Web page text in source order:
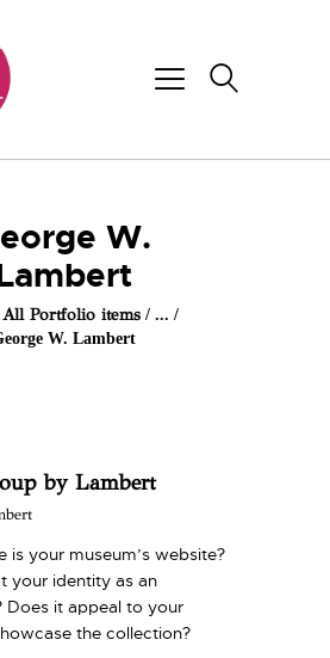
W.
All Portfolio items
...
W. Lambert
by Lambert
is your museum’s website?
your identity as an
Does it appeal to your
the collection?